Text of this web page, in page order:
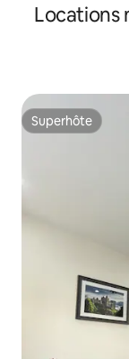
Locations
Superhôte
Superhôte